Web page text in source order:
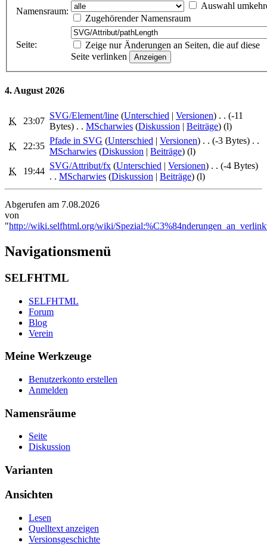
Namensraum:
Auswahl
Zugehörender Namensraum
Seite:
Zeige nur Änderungen an Seiten, die auf diese
Seite verlinken
4. August 2026
K 23:07
SVG/Element/line ‎ (Unterschied | Versionen) . . (-11
Bytes) . . MScharwies (Diskussion | Beiträge) (l)
K 22:35
Pfade in SVG ‎ (Unterschied | Versionen) . . (-3 Bytes) . .
MScharwies (Diskussion | Beiträge) (l)
K 19:44
SVG/Attribut/fx ‎ (Unterschied | Versionen) . . (-4 Bytes)
. . MScharwies (Diskussion | Beiträge) (l)
Abgerufen am 7.08.2026
von
"http://wiki.selfhtml.org/wiki/
Navigationsmenü
SELFHTML
SELFHTML
Forum
Blog
Verein
Meine Werkzeuge
Benutzerkonto erstellen
Anmelden
Namensräume
Seite
Diskussion
Varianten
Ansichten
Lesen
Quelltext anzeigen
Versionsgeschichte